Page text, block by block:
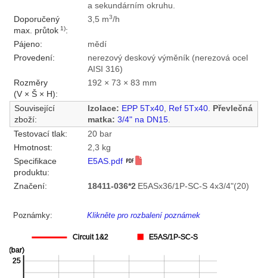
a sekundárním okruhu.
Doporučený
max. průtok1):
3,5 m3/h
Pájeno:
mědí
Provedení:
nerezový deskový výměník (nerezová ocel
AISI 316)
Rozměry
(V × Š × H):
192 × 73 × 83 mm
Související
zboží:
Izolace: EPP 5Tx40, Ref 5Tx40.
Převlečná
matka: 3/4" na DN15.
Testovací tlak:
20 bar
Hmotnost:
2,3 kg
Specifikace
produktu:
E5AS.pdf
Značení: 18411-036*2 E5ASx36/1P-SC-S 4x3/4"(20)
Poznámky: Klikněte pro rozbalení poznámek